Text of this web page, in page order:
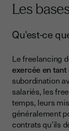
Les
Qu'est-ce
Le freelancing
exercée en tant
subordination
salariés, les
temps, leurs
généralement
contrats qu’ils